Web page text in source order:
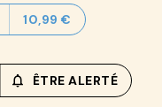
10,99 €
notifications_none_outlined
ÊTRE ALERTÉ